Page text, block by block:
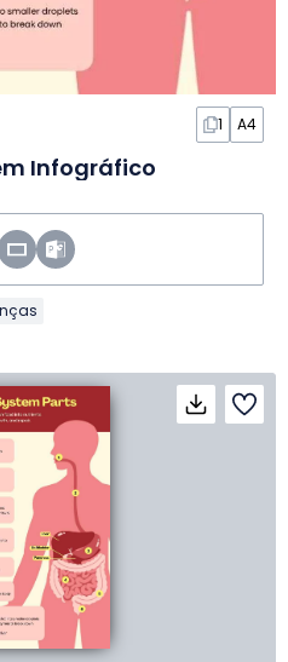
1 A4
Infográfico